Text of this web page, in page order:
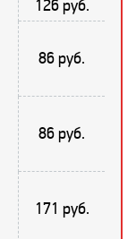
126 руб.
86 руб.
86 руб.
171 руб.